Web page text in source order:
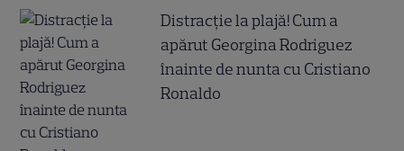
Distracție la plajă! Cum a
apărut Georgina Rodriguez
înainte de nunta cu Cristiano
Ronaldo